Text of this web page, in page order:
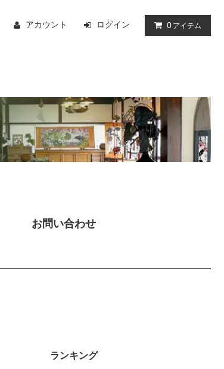
アカウント ログイン 0 アイテム
お問い合わせ
ランキング